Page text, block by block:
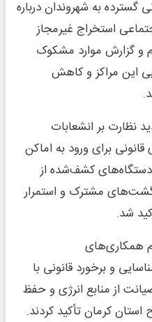
به شهروندان درباره
استخراج غیرمجاز
و گزارش موارد مشکوک
این مراکز و کاهش
بر انشعابات
برای ورود به اماکن
کشف‌شده از
مشترک و استمرار
شد.
همکاری‌های
و برخورد قانونی با
از منابع انرژی و حفظ
کرمان تأکید کردند.